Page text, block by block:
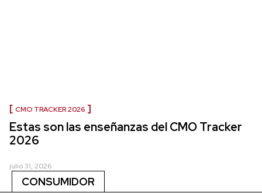
CMO TRACKER 2026
Estas son las enseñanzas del CMO Tracker
2026
julio 31, 2026
CONSUMIDOR